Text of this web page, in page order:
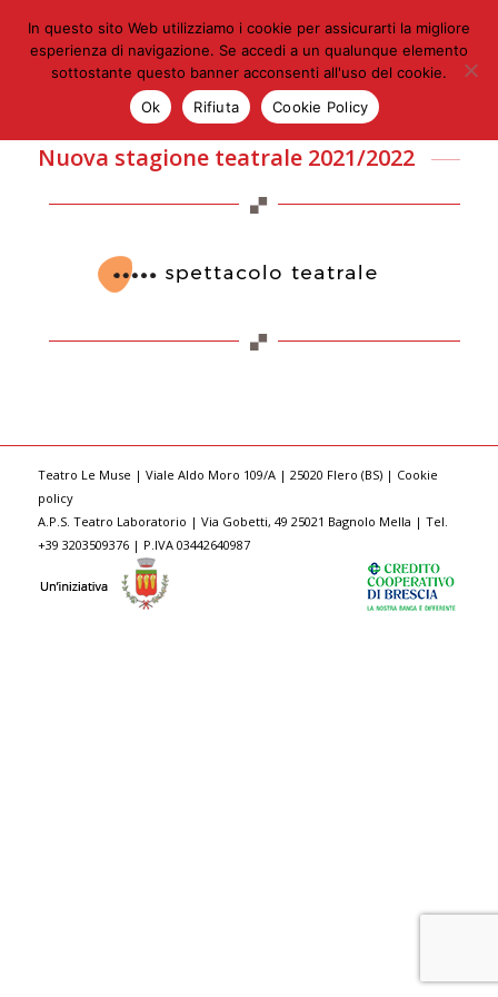
Nuova stagione teatrale 2021/2022
Teatro Le Muse | Viale Aldo Moro 109/A | 25020 Flero (BS) | Cookie
policy
A.P.S. Teatro Laboratorio | Via Gobetti, 49 25021 Bagnolo Mella | Tel.
+39 3203509376 | P.IVA 03442640987
In questo sito Web utilizziamo i cookie per assicurarti la migliore
esperienza di navigazione. Se accedi a un qualunque elemento
sottostante questo banner acconsenti all'uso del cookie.
Ok
Rifiuta Cookie Policy